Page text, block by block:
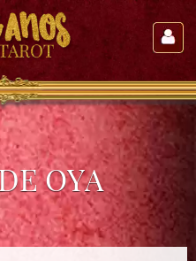
OYA